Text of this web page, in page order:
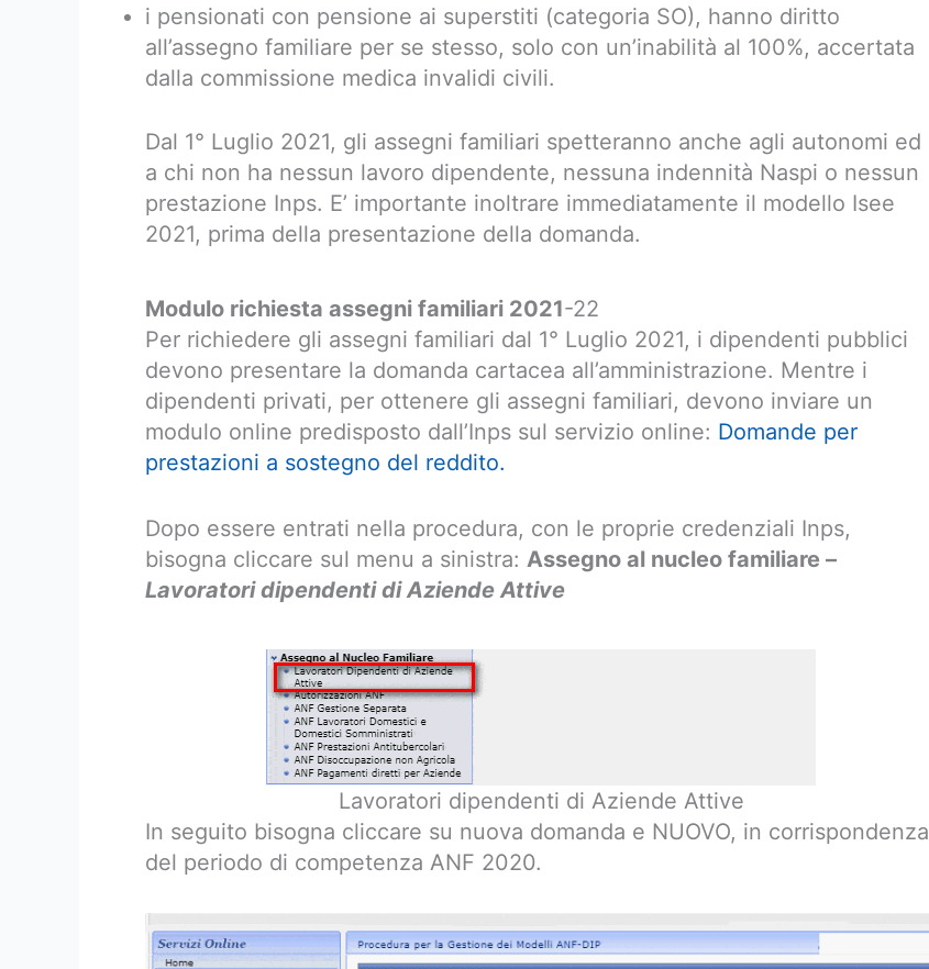
i pensionati con pensione ai superstiti (categoria SO), hanno diritto
all’assegno familiare per se stesso, solo con un’inabilità al 100%, accertata
dalla commissione medica invalidi civili.
Dal 1° Luglio 2021, gli assegni familiari spetteranno anche agli autonomi ed
a chi non ha nessun lavoro dipendente, nessuna indennità Naspi o nessun
prestazione Inps. E’ importante inoltrare immediatamente il modello Isee
2021, prima della presentazione della domanda.
Modulo richiesta assegni familiari 2021-22
Per richiedere gli assegni familiari dal 1° Luglio 2021, i dipendenti pubblici
devono presentare la domanda cartacea all’amministrazione. Mentre i
dipendenti privati, per ottenere gli assegni familiari, devono inviare un
modulo online predisposto dall’Inps sul servizio online: Domande per
prestazioni a sostegno del reddito.
Dopo essere entrati nella procedura, con le proprie credenziali Inps,
bisogna cliccare sul menu a sinistra: Assegno al nucleo familiare –
Lavoratori dipendenti di Aziende Attive
Lavoratori dipendenti di Aziende Attive
In seguito bisogna cliccare su nuova domanda e NUOVO, in corrispondenza
del periodo di competenza ANF 2020.